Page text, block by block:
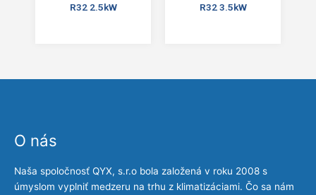
R32 2.5kW
R32 3.5kW
O nás
Naša spoločnosť QYX, s.r.o bola založená v roku 2008 s
úmyslom vyplniť medzeru na trhu z klimatizáciami. Čo sa nám